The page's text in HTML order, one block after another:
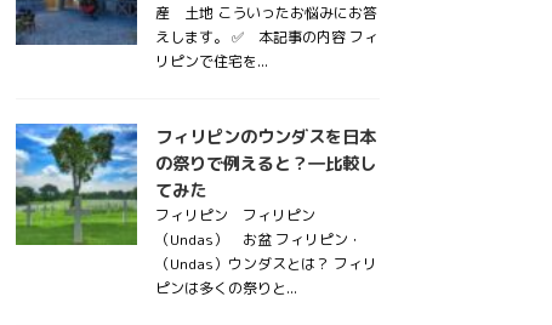
産 土地 こういったお悩みにお答
えします。 ✅ 本記事の内容 フィ
リピンで住宅を...
フィリピンのウンダスを日本
の祭りで例えると？―比較し
てみた
フィリピン フィリピン
（Undas） お盆 フィリピン・
（Undas）ウンダスとは？ フィリ
ピンは多くの祭りと...